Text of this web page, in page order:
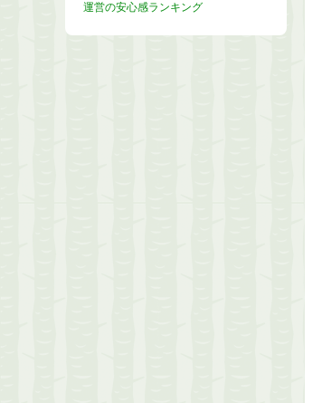
運営の安心感ランキング